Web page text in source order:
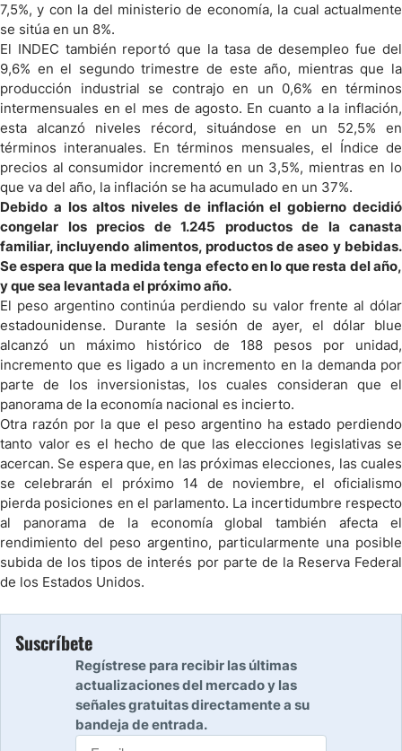
7,5%, y con la del ministerio de economía, la cual actualmente
se sitúa en un 8%.
El INDEC también reportó que la tasa de desempleo fue del
9,6% en el segundo trimestre de este año, mientras que la
producción industrial se contrajo en un 0,6% en términos
intermensuales en el mes de agosto. En cuanto a la inflación,
esta alcanzó niveles récord, situándose en un 52,5% en
términos interanuales. En términos mensuales, el Índice de
precios al consumidor incrementó en un 3,5%, mientras en lo
que va del año, la inflación se ha acumulado en un 37%.
Debido a los altos niveles de inflación el gobierno decidió
congelar los precios de 1.245 productos de la canasta
familiar, incluyendo alimentos, productos de aseo y bebidas.
Se espera que la medida tenga efecto en lo que resta del año,
y que sea levantada el próximo año.
El peso argentino continúa perdiendo su valor frente al dólar
estadounidense. Durante la sesión de ayer, el dólar blue
alcanzó un máximo histórico de 188 pesos por unidad,
incremento que es ligado a un incremento en la demanda por
parte de los inversionistas, los cuales consideran que el
panorama de la economía nacional es incierto.
Otra razón por la que el peso argentino ha estado perdiendo
tanto valor es el hecho de que las elecciones legislativas se
acercan. Se espera que, en las próximas elecciones, las cuales
se celebrarán el próximo 14 de noviembre, el oficialismo
pierda posiciones en el parlamento. La incertidumbre respecto
al panorama de la economía global también afecta el
rendimiento del peso argentino, particularmente una posible
subida de los tipos de interés por parte de la Reserva Federal
de los Estados Unidos.
Suscríbete
Regístrese para recibir las últimas
actualizaciones del mercado y las
señales gratuitas directamente a su
bandeja de entrada.